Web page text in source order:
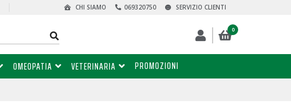
SERVIZIO CLIENTI
069320750
CHI SIAMO
0
OMEOPATIA VETERINARIA PROMOZIONI